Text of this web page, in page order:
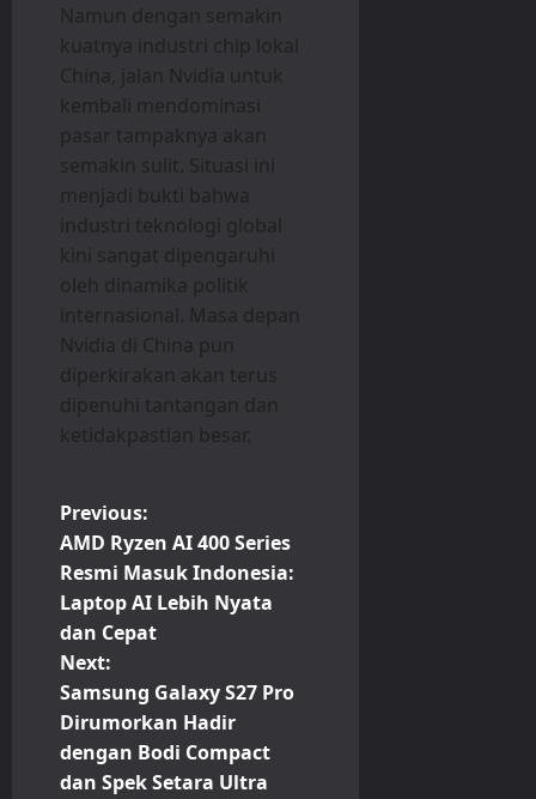
Namun dengan semakin
kuatnya industri chip lokal
China, jalan Nvidia untuk
kembali mendominasi
pasar tampaknya akan
semakin sulit. Situasi ini
menjadi bukti bahwa
industri teknologi global
kini sangat dipengaruhi
oleh dinamika politik
internasional. Masa depan
Nvidia di China pun
diperkirakan akan terus
dipenuhi tantangan dan
ketidakpastian besar.
P
o
s
t
n
a
Previous:
AMD Ryzen AI 400 Series
Resmi Masuk Indonesia:
Laptop AI Lebih Nyata
dan Cepat
Next:
Samsung Galaxy S27 Pro
Dirumorkan Hadir
dengan Bodi Compact
dan Spek Setara Ultra